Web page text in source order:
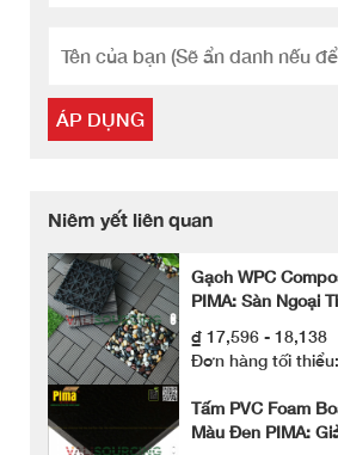
ÁP DỤNG
Niêm yết liên quan
Gạch WPC
PIMA: Sàn Ngoại
₫ 17,596 - 18,138
Đơn hàng tối
Tấm PVC Foam
Màu Đen PIMA: